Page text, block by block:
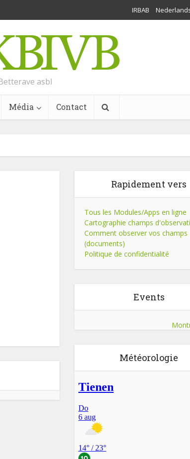
IRBAB
asbl
Média Contact
Rapidement vers
Tous les Modules/Apps en ligne
Cartographie champs
Comment observer vos champs
(documents)
Politique de confidentialité
Events
Météorologie